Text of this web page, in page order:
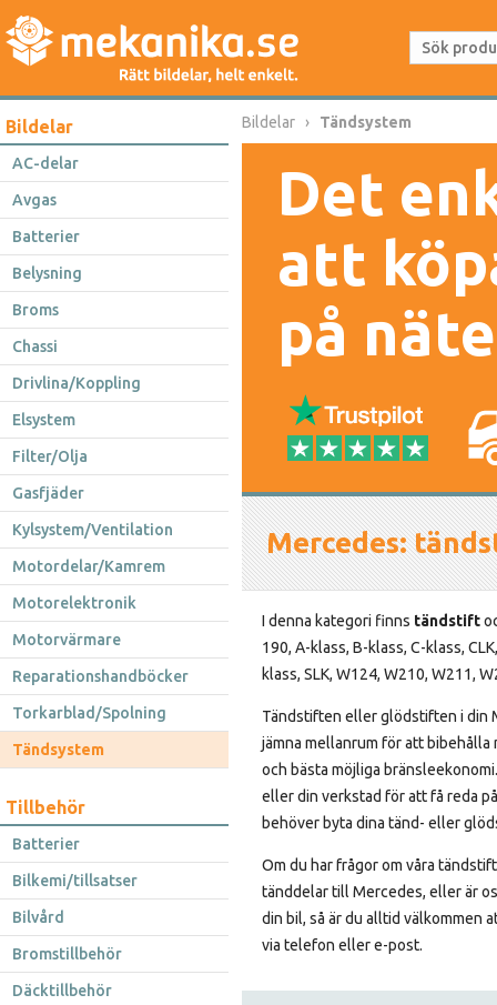
Bildelar
AC-delar
Avgas
Batterier
Belysning
Broms
Chassi
Drivlina/Koppling
Elsystem
Filter/Olja
Gasfjäder
Kylsystem/Ventilation
Motordelar/Kamrem
Motorelektronik
Motorvärmare
Reparationshandböcker
Torkarblad/Spolning
Tändsystem
Tillbehör
Batterier
Bilkemi/tillsatser
Bilvård
Bromstillbehör
Däcktillbehör
Bildelar Tändsystem
Det
att
på
Mercedes:
I denna kategori finns tändstift
190, A-klass, B-klass, C-klass,
klass, SLK, W124, W210, W211,
Tändstiften eller glödstiften i din
jämna mellanrum för att
och bästa möjliga
eller din verkstad för att få reda
behöver byta dina tänd- eller
Om du har frågor om våra
tänddelar till Mercedes, eller är
din bil, så är du alltid välkommen
via telefon eller e-post.